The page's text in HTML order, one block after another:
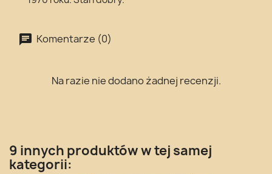
Komentarze (0)
Na razie nie dodano żadnej recenzji.
9 innych produktów w tej samej
kategorii: